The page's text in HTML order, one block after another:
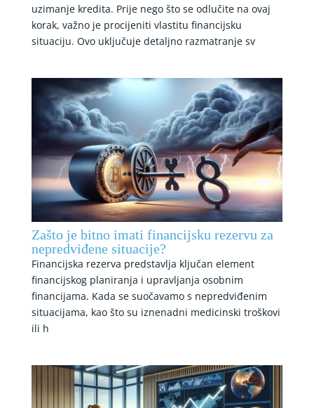
uzimanje kredita. Prije nego što se odlučite na ovaj
korak, važno je procijeniti vlastitu financijsku
situaciju. Ovo uključuje detaljno razmatranje sv
Zašto je bitno imati financijsku rezervu za
nepredviđene situacije?
Financijska rezerva predstavlja ključan element
financijskog planiranja i upravljanja osobnim
financijama. Kada se suočavamo s nepredviđenim
situacijama, kao što su iznenadni medicinski troškovi
ili h